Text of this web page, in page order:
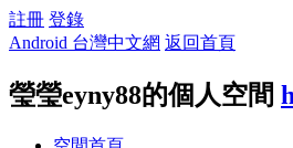
註冊 登錄
Android 台灣中文網 返回首頁
瑩瑩eyny88的個人空間